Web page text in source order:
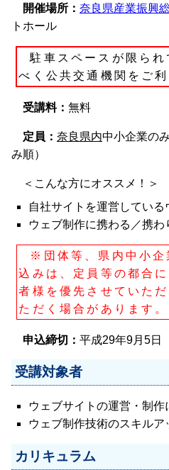
開催場所： 奈良県産業振興
トホール
駐車スペースが限ら
べく公共交通機関をご
受講料： 無料
定員： 奈良県内中小企業の
み順）
＜こんな方にオススメ！＞
自社サイトを運営している
ウェブ制作に携わる／携わ
※団体等、県内中小企
込みは、定員等の都合
者様を優先させていた
ただく場合があります。
申込締切： 平成29年9月5日
受講対象者
ウェブサイトの運営・制
ウェブ制作技術のスキル
カリキュラム